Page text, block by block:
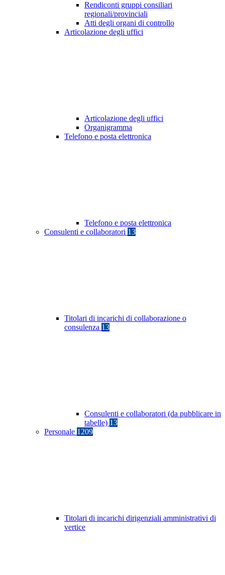
Rendiconti gruppi consiliari
regionali/provinciali
Atti degli organi di controllo
Articolazione degli uffici
Articolazione degli uffici
Organigramma
Telefono e posta elettronica
Telefono e posta elettronica
Consulenti e collaboratori 13
Titolari di incarichi di collaborazione o
consulenza 13
Consulenti e collaboratori (da pubblicare in
tabelle) 13
Personale 1209
Titolari di incarichi dirigenziali amministrativi di
vertice